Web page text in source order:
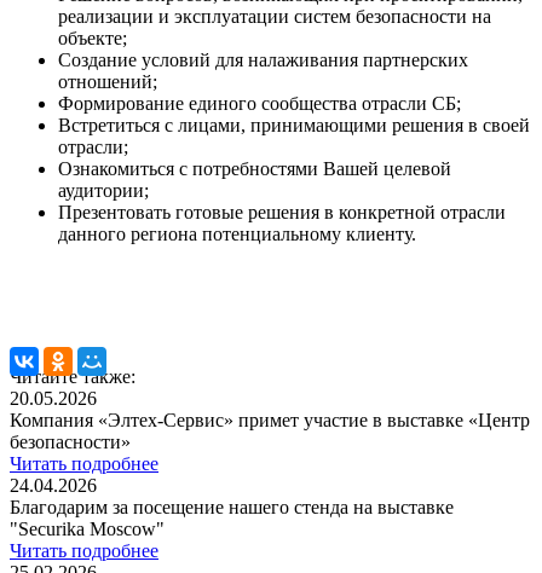
реализации и эксплуатации систем безопасности на
объекте;
Создание условий для налаживания партнерских
отношений;
Формирование единого сообщества отрасли СБ;
Встретиться с лицами, принимающими решения в своей
отрасли;
Ознакомиться с потребностями Вашей целевой
аудитории;
Презентовать готовые решения в конкретной отрасли
данного региона потенциальному клиенту.
Читайте также:
20.05.2026
Компания «Элтех‑Сервис» примет участие в выставке «Центр
безопасности»
Читать подробнее
24.04.2026
Благодарим за посещение нашего стенда на выставке
"Securika Moscow"
Читать подробнее